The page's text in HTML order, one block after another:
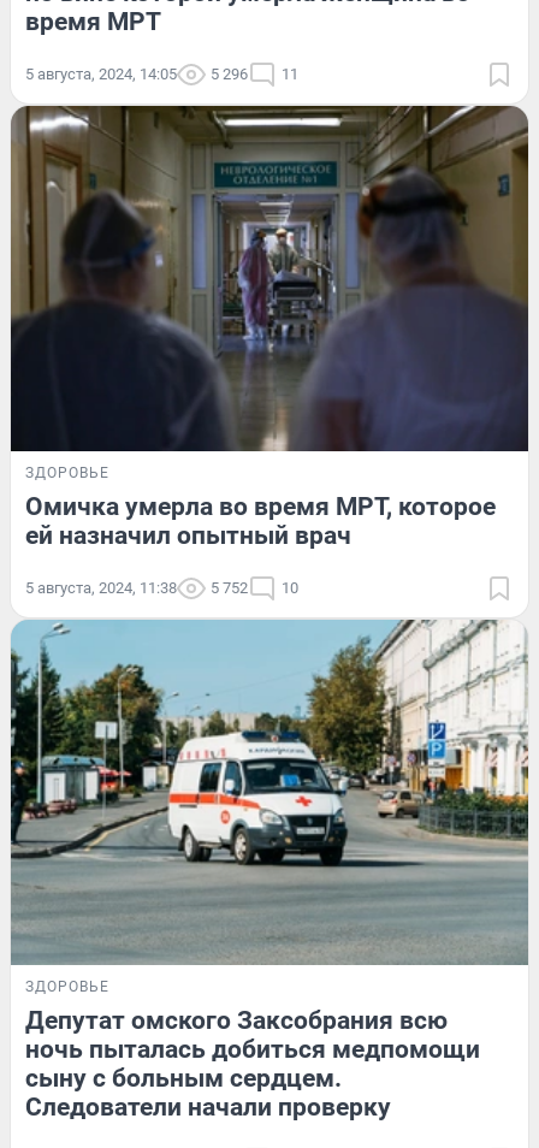
время МРТ
5 августа, 2024, 14:05 5 296 11
ЗДОРОВЬЕ
Омичка умерла во время МРТ, которое
ей назначил опытный врач
5 августа, 2024, 11:38 5 752 10
ЗДОРОВЬЕ
Депутат омского Заксобрания всю
ночь пыталась добиться медпомощи
сыну с больным сердцем.
Следователи начали проверку